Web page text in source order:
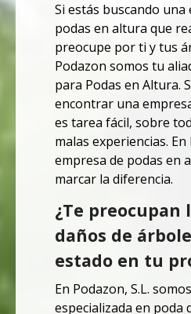
Si estás buscando una
podas en altura que
preocupe por ti y tus
Podazon somos tu
para Podas en Altura.
encontrar una
es tarea fácil, sobre
malas experiencias. En
empresa de podas en
marcar la diferencia.
¿Te preocupan
daños de
estado en tu
En Podazon, S.L.
especializada en poda